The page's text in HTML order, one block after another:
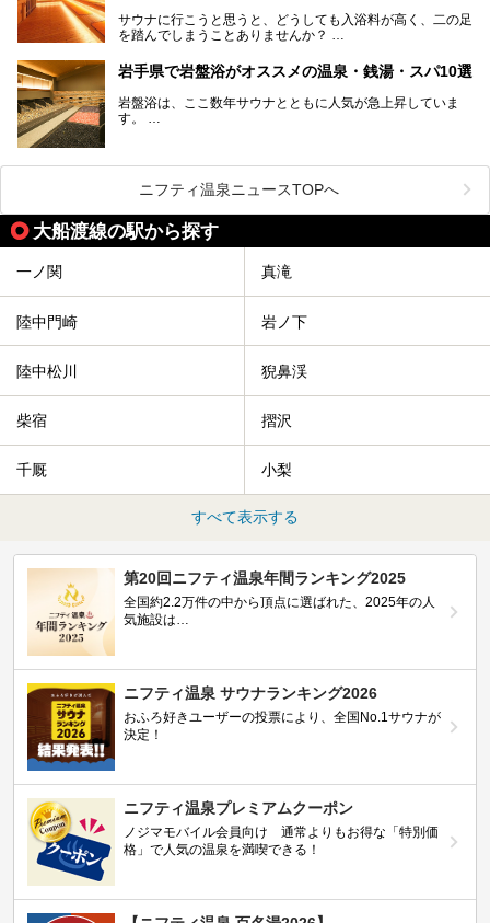
サウナに行こうと思うと、どうしても入浴料が高く、二の足
を踏んでしまうことありませんか？
そこで値段を抑えた格安でお風呂とサウナを満喫できる充実
の施設を紹介します！
サクッと、月何回もサウナを楽しみたい人にとってはピッタ
リの場所ばかりなんですよ。
岩手県で岩盤浴がオススメの温泉・銭湯・スパ10選
岩盤浴は、ここ数年サウナとともに人気が急上昇していま
す。
今回は、岩手県でおすすめの温泉、銭湯、スパにある岩盤浴
を紹介します！
温度も低めなので、暑いのが苦手な人でも大満足な施設です
ニフティ温泉ニュースTOPへ
大船渡線の駅から探す
一ノ関 真滝
陸中門崎 岩ノ下
陸中松川 猊鼻渓
柴宿 摺沢
千厩 小梨
すべて表示する
第20回ニフティ温泉年間ランキング2025
全国約2.2万件の中から頂点に選ばれた、2025年の人
気施設は…
ニフティ温泉 サウナランキング2026
おふろ好きユーザーの投票により、全国No.1サウナが
決定！
ニフティ温泉プレミアムクーポン
ノジマモバイル会員向け 通常よりもお得な「特別価
格」で人気の温泉を満喫できる！